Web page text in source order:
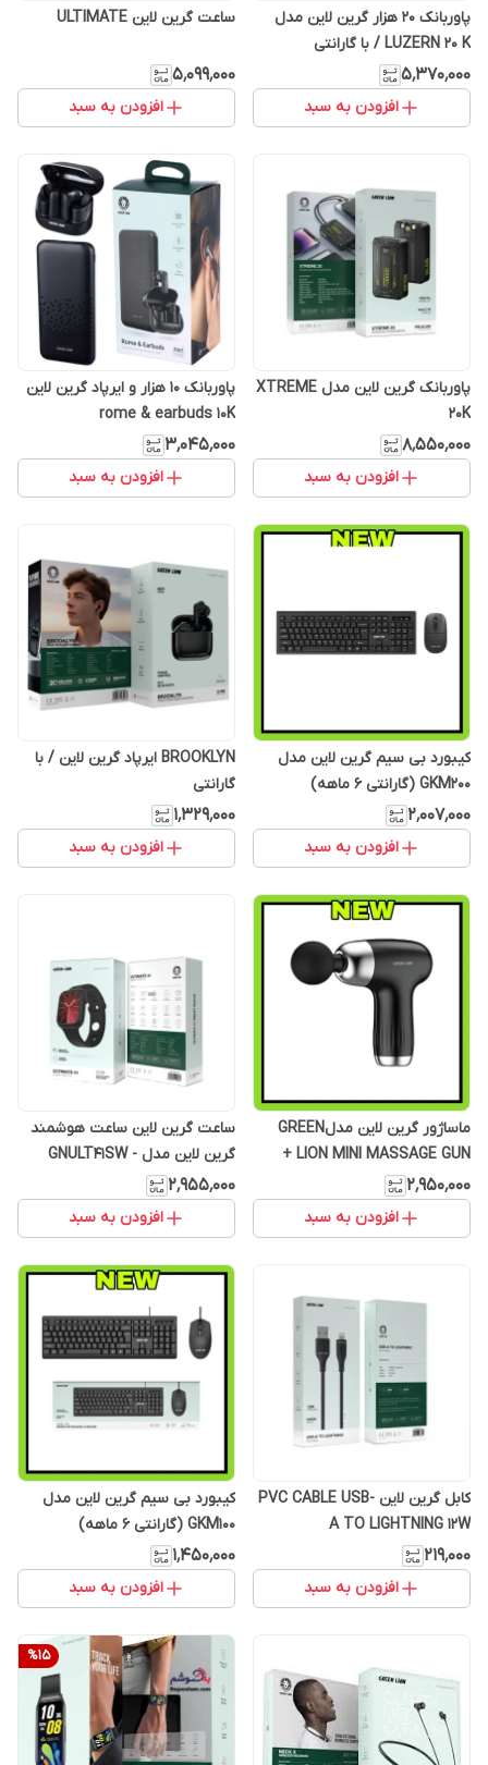
پاوربانک 20 هزار گرین لاین مدل
LUZERN 20 K / با گارانتی
۵٬۳۷۰٬۰۰۰
افزودن به سبد
ساعت گرین لاین ULTIMATE
۵٬۰۹۹٬۰۰۰
افزودن به سبد
پاوربانک گرین لاین مدل XTREME
20K
۸٬۵۵۰٬۰۰۰
افزودن به سبد
پاوربانک 10 هزار و ایرپاد گرین لاین
rome & earbuds 10K
۳٬۰۴۵٬۰۰۰
افزودن به سبد
کیبورد بی سیم گرین لاین مدل
GKM200 (گارانتی 6 ماهه)
۲٬۰۰۷٬۰۰۰
افزودن به سبد
BROOKLYN ایرپاد گرین لاین / با
گارانتی
۱٬۳۲۹٬۰۰۰
افزودن به سبد
ماساژور گرین لاین مدلGREEN
LION MINI MASSAGE GUN +
(گارانتی 6 ماهه)
۲٬۹۵۰٬۰۰۰
افزودن به سبد
ساعت گرین لاین ساعت هوشمند
گرین لاین مدل GNULT41SW -
ULTIMATE 41
۲٬۹۵۵٬۰۰۰
افزودن به سبد
کابل گرین لاین PVC CABLE USB-
A TO LIGHTNING 12W
۲۱۹٬۰۰۰
افزودن به سبد
کیبورد بی سیم گرین لاین مدل
GKM100 (گارانتی 6 ماهه)
۱٬۴۵۰٬۰۰۰
افزودن به سبد
%15